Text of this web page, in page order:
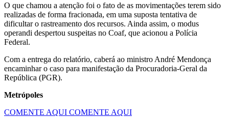
O que chamou a atenção foi o fato de as movimentações terem sido
realizadas de forma fracionada, em uma suposta tentativa de
dificultar o rastreamento dos recursos. Ainda assim, o modus
operandi despertou suspeitas no Coaf, que acionou a Polícia
Federal.
Com a entrega do relatório, caberá ao ministro André Mendonça
encaminhar o caso para manifestação da Procuradoria-Geral da
República (PGR).
Metrópoles
COMENTE AQUI COMENTE AQUI